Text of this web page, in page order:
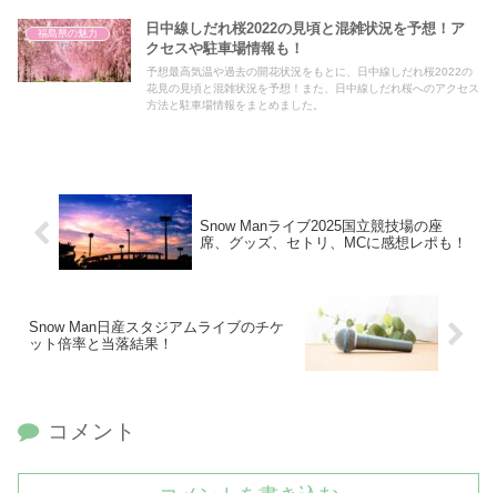
福島県の魅力
日中線しだれ桜2022の見頃と混雑状況を予想！ア
クセスや駐車場情報も！
予想最高気温や過去の開花状況をもとに、日中線しだれ桜2022の
花見の見頃と混雑状況を予想！また、日中線しだれ桜へのアクセス
方法と駐車場情報をまとめました。
Snow Manライブ2025国立競技場の座
席、グッズ、セトリ、MCに感想レポも！
Snow Man日産スタジアムライブのチケ
ット倍率と当落結果！
コメント